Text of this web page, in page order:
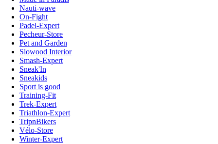
Nauti-wave
On-Fight
Padel-Expert
Pecheur-Store
Pet and Garden
Slowood Interior
Smash-Expert
Sneak'In
Sneakids
Sport is good
Training-Fit
Trek-Expert
Triathlon-Expert
TripnBikers
Vélo-Store
Winter-Expert